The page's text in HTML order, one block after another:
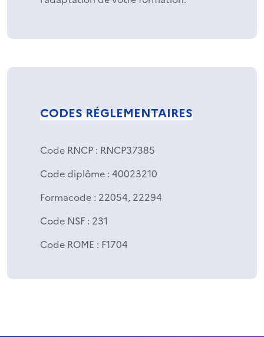
CODES RÉGLEMENTAIRES
Code RNCP : RNCP37385
Code diplôme : 40023210
Formacode : 22054, 22294
Code NSF : 231
Code ROME : F1704